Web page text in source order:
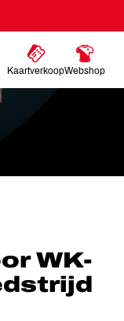
KaartverkoopWebshop
WK-